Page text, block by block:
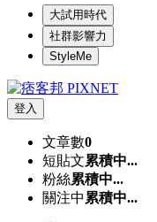
大試用時代
社群影響力
StyleMe
登入
文章數0
短貼文累積中...
粉絲累積中...
關注中 累積中...